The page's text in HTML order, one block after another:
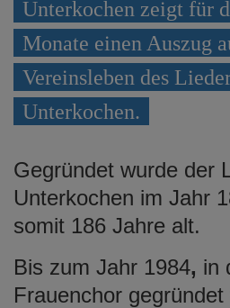
Unterkochen zeigt für
Monate einen Auszug
Vereinsleben des
Unterkochen.
Gegründet wurde der
Unterkochen im Jahr
somit 186 Jahre alt.
Bis zum Jahr 1984, in
Frauenchor